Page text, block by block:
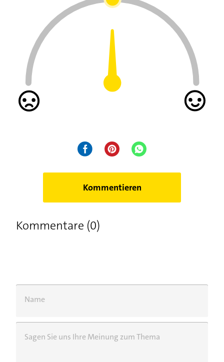
Kommentieren
Kommentare (0)
Name
Sagen Sie uns Ihre Meinung zum Thema